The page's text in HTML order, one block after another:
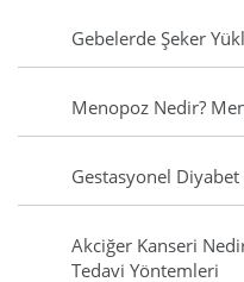
Gebelerde Şeker
Menopoz Nedir?
Gestasyonel
Akciğer Kanseri
Tedavi Yöntemleri